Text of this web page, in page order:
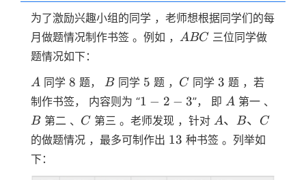
为了激励兴趣小组的同学 ，老师想根据同学们的每
月做题情况制作书签 。例如 ，
ABC
ABC 三位同学做
题情况如下：
A
A 同学 8
8 题， B
B同学 5
5 题 ， C
C 同学3
3 题 ，若
制作书签， 内容则为 “1−2−3
1 − 2 − 3”， 即A
A 第一 、
B
B第二 、 C
C 第三 。老师发现 ，针对A、
B、
C
A、B、 C
的做题情况 ，最多可制作出 13
13 种书签 。列举如
下：